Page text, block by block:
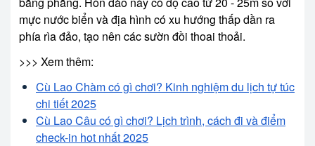
mực nước biển và địa hình có xu hướng thấp dần ra
phía rìa đảo, tạo nên các sườn đồi thoai thoải.
>>> Xem thêm:
Cù Lao Chàm có gì chơi? Kinh nghiệm du lịch tự túc
chi tiết 2025
Cù Lao Câu có gì chơi? Lịch trình, cách đi và điểm
check-in hot nhất 2025